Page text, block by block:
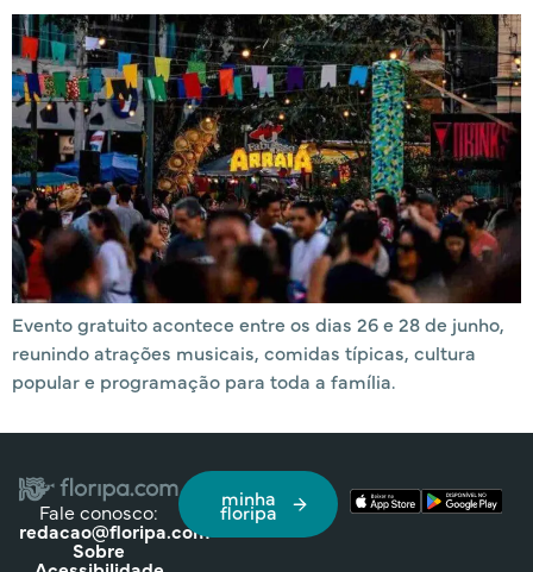
Evento gratuito acontece entre os dias 26 e 28 de junho,
reunindo atrações musicais, comidas típicas, cultura
popular e programação para toda a família.
Fale conosco:
redacao@floripa.com
Sobre
minha
floripa